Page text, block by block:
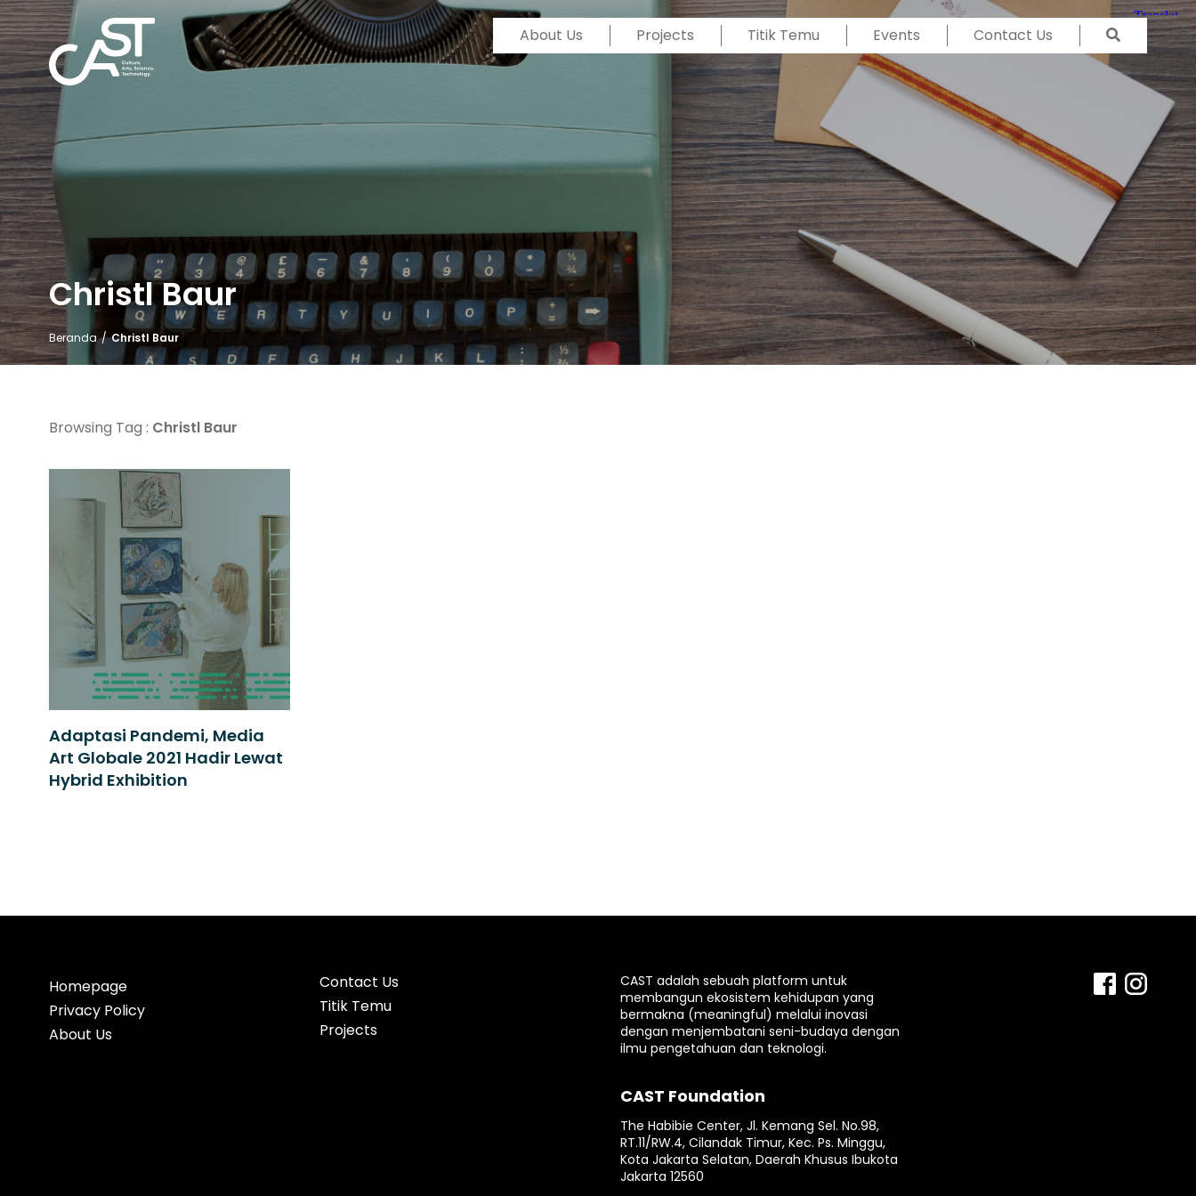
About Us Projects Titik Temu Events Contact Us
Christl Baur
Beranda / Christl Baur
Browsing Tag : Christl Baur
Adaptasi Pandemi, Media
Art Globale 2021 Hadir Lewat
Hybrid Exhibition
Homepage
Privacy Policy
About Us
Contact Us
Titik Temu
Projects
CAST adalah sebuah platform untuk
membangun ekosistem kehidupan yang
bermakna (meaningful) melalui inovasi
dengan menjembatani seni-budaya dengan
ilmu pengetahuan dan teknologi.
CAST Foundation
The Habibie Center, Jl. Kemang Sel. No.98,
RT.11/RW.4, Cilandak Timur, Kec. Ps. Minggu,
Kota Jakarta Selatan, Daerah Khusus Ibukota
Jakarta 12560